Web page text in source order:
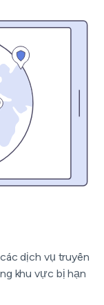
dịch vụ truyền
khu vực bị hạn